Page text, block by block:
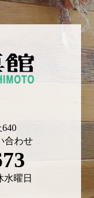
合わせ
水曜日